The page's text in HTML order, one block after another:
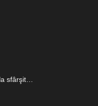
sfârşit…